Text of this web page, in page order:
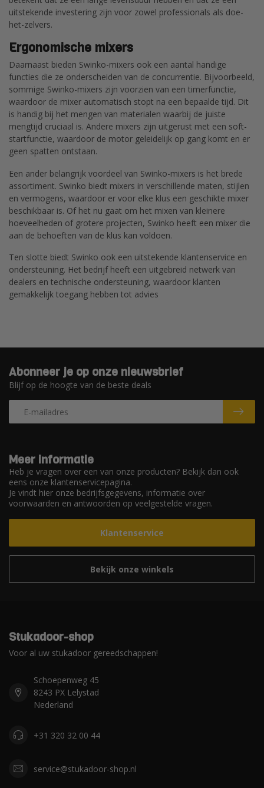
uitstekende investering zijn voor zowel professionals als doe-
het-zelvers.
Ergonomische mixers
Daarnaast bieden Swinko-mixers ook een aantal handige
functies die ze onderscheiden van de concurrentie. Bijvoorbeeld,
sommige Swinko-mixers zijn voorzien van een timerfunctie,
waardoor de mixer automatisch stopt na een bepaalde tijd. Dit
is handig bij het mengen van materialen waarbij de juiste
mengtijd cruciaal is. Andere mixers zijn uitgerust met een soft-
startfunctie, waardoor de motor geleidelijk op gang komt en er
geen spatten ontstaan.
Een ander belangrijk voordeel van Swinko-mixers is het brede
assortiment. Swinko biedt mixers in verschillende maten, stijlen
en vermogens, waardoor er voor elke klus een geschikte mixer
beschikbaar is. Of het nu gaat om het mixen van kleinere
hoeveelheden of grotere projecten, Swinko heeft een mixer die
aan de behoeften van de klus kan voldoen.
Ten slotte biedt Swinko ook een uitstekende klantenservice en
ondersteuning. Het bedrijf heeft een uitgebreid netwerk van
dealers en technische ondersteuning, waardoor klanten
gemakkelijk toegang hebben tot advies
Meer informatie
Heb je vragen over een van onze producten? Bekijk dan ook
eens onze klantenservicepagina.
Je vindt hier onze bedrijfsgegevens, informatie over
voorwaarden en antwoorden op veelgestelde vragen.
Klantenservice
Bekijk onze winkels
Abonneer je op onze nieuwsbrief
Blijf op de hoogte van de beste deals
Stukadoor-shop
Voor al uw stukadoor gereedschappen!
Schoepenweg 45
8243 PX Lelystad
Nederland
+31 320 32 00 44
service@stukadoor-shop.nl